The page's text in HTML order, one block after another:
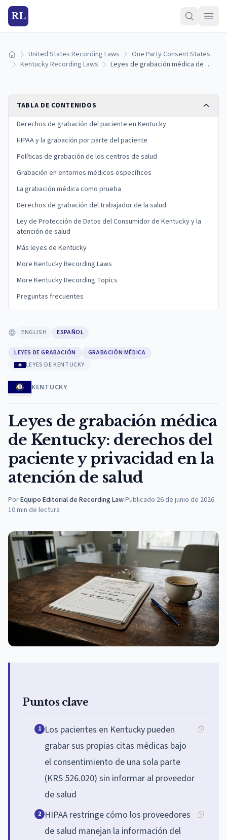
RL
Inicio United States Recording Laws
One Party Consent States
Kentucky Recording Laws
Leyes de grabación médica de Kentucky: derechos del paciente y privacidad en la atención de salud
TABLA DE CONTENIDOS
Derechos de grabación del paciente en Kentucky
HIPAA y la grabación por parte del paciente
Políticas de grabación de los centros de salud
Grabación en entornos médicos específicos
La grabación médica como prueba
Derechos de grabación del trabajador de la salud
Ley de Protección de Datos del Consumidor de Kentucky y la
atención de salud
Más leyes de Kentucky
More Kentucky Recording Laws
More Kentucky Recording Topics
Preguntas frecuentes
ENGLISH ESPAÑOL
LEYES DE GRABACIÓN
GRABACIÓN MÉDICA
LEYES DE KENTUCKY
KENTUCKY
Leyes de grabación médica
de Kentucky: derechos del
paciente y privacidad en la
atención de salud
PorEquipo Editorial de Recording Law·Publicado 26 de junio de 2026
10min de lectura
Puntos clave
1 Los pacientes en Kentucky pueden
grabar sus propias citas médicas bajo
el consentimiento de una sola parte
(KRS 526.020) sin informar al proveedor
de salud
2 HIPAA restringe cómo los proveedores
de salud manejan la información del